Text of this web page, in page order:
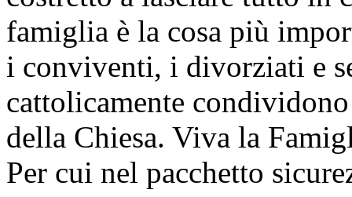
famiglia è la cosa più
i conviventi, i divorziati e
cattolicamente
della Chiesa. Viva la
Per cui nel pacchetto